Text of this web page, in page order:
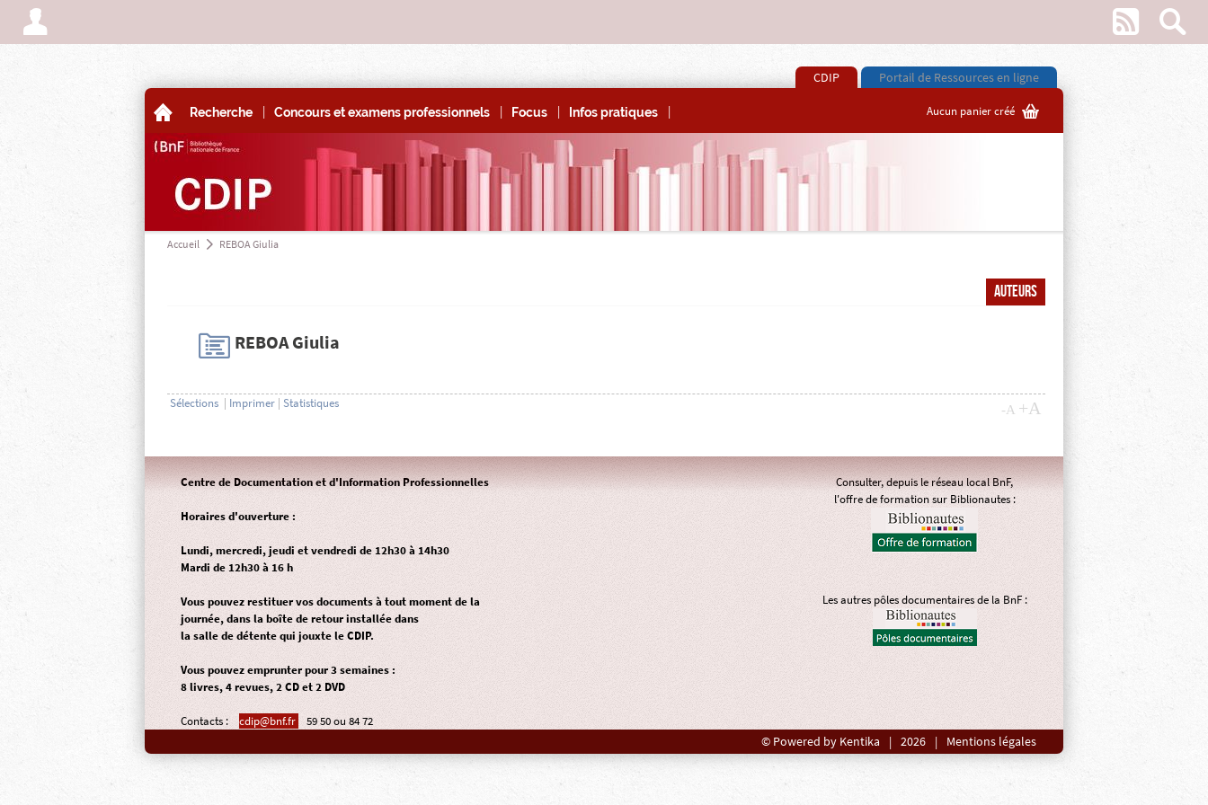
A w s
CDIP Portail de Ressources en ligne
A Recherche | Concours et examens professionnels | Focus | Infos pratiques | Aucun panier créé G
Accueil a REBOA Giulia
Auteurs
H REBOA Giulia
Sélections | Imprimer | Statistiques -A +A
Z
Centre de Documentation et d'Information Professionnelles
Horaires d'ouverture :
Lundi, mercredi, jeudi et vendredi de 12h30 à 14h30
Mardi de 12h30 à 16 h
Vous pouvez restituer vos documents à tout moment de la
journée, dans laboîte de retourinstallée dans
la salle de détente qui jouxte le CDIP.
Vous pouvez emprunter pour 3 semaines :
8 livres, 4 revues, 2 CD et 2 DVD
Contacts : cdip@bnf.fr 59 50 ou 84 72
Consulter, depuis le réseau local BnF,
l'offre de formation sur Biblionautes :
Les autres pôles documentaires de la BnF :
© Powered by Kentika | 2026 | Mentions légales